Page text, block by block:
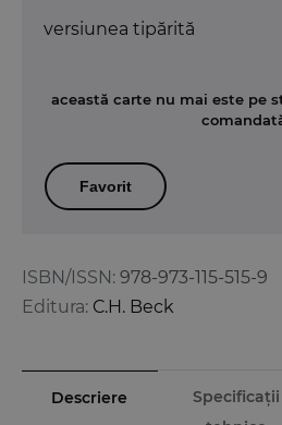
ISBN/ISSN: 978-973-115-515-9
Editura: C.H. Beck
versiunea tipărită
această carte nu mai este pe
Favorit
Descriere
Specificații